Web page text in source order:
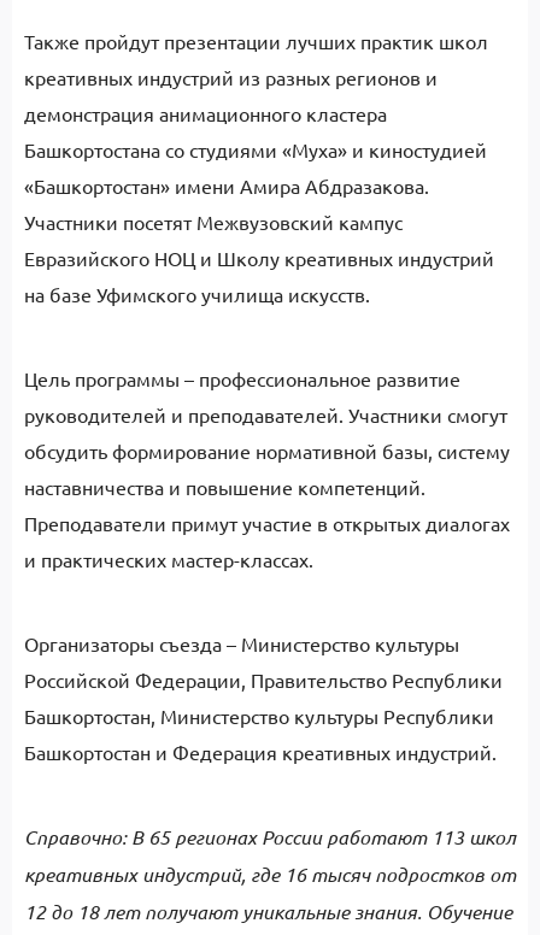
Также пройдут презентации лучших практик школ
креативных индустрий из разных регионов и
демонстрация анимационного кластера
Башкортостана со студиями «Муха» и киностудией
«Башкортостан» имени Амира Абдразакова.
Участники посетят Межвузовский кампус
Евразийского НОЦ и Школу креативных индустрий
на базе Уфимского училища искусств.
Цель программы – профессиональное развитие
руководителей и преподавателей. Участники смогут
обсудить формирование нормативной базы, систему
наставничества и повышение компетенций.
Преподаватели примут участие в открытых диалогах
и практических мастер-классах.
Организаторы съезда – Министерство культуры
Российской Федерации, Правительство Республики
Башкортостан, Министерство культуры Республики
Башкортостан и Федерация креативных индустрий.
Справочно: В 65 регионах России работают 113 школ
креативных индустрий, где 16 тысяч подростков от
12 до 18 лет получают уникальные знания. Обучение